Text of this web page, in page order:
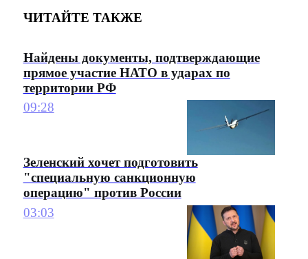
ЧИТАЙТЕ ТАКЖЕ
Найдены документы, подтверждающие
прямое участие НАТО в ударах по
территории РФ
09:28
Зеленский хочет подготовить
"специальную санкционную
операцию" против России
03:03